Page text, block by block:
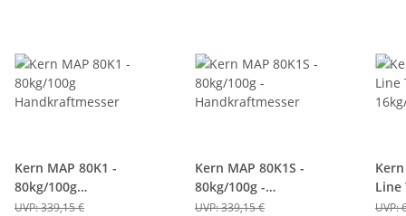
Kern MAP 80K1 -
80kg/100g
Handkraftmesser
UVP:339,15 €
Kern MAP 80K1S -
80kg/100g -
Handkraftmesser
UVP:339,15 €
Line
UVP: